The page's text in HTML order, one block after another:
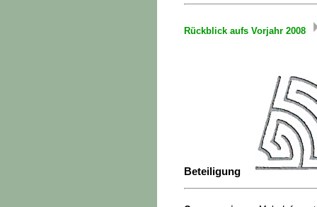
Rückblick aufs Vorjahr 2008
Beteiligung